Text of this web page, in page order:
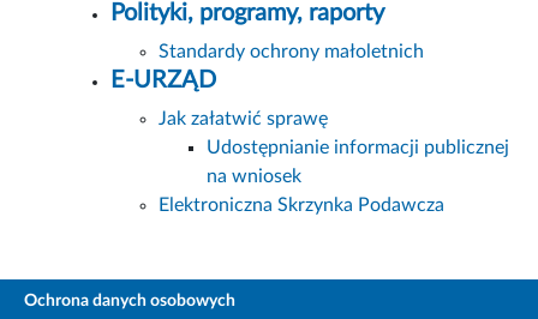
Polityki, programy, raporty
Standardy ochrony małoletnich
E-URZĄD
Jak załatwić sprawę
Udostępnianie informacji publicznej
na wniosek
Elektroniczna Skrzynka Podawcza
Ochrona danych osobowych